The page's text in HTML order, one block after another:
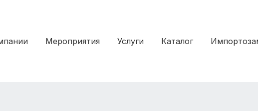
Мероприятия Услуги Каталог